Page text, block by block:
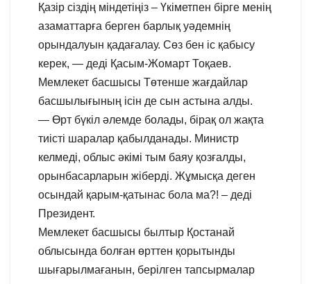
Қазір сіздің міндетіңіз – Үкіметпен бірге менің
азаматтарға берген барлық уәдемнің
орындалуын қадағалау. Сөз бен іс қабысу
керек, — деді Қасым-Жомарт Тоқаев.
Мемлекет басшысы Төтенше жағдайлар
басшылығының ісін де сын астына алды.
— Өрт бүкіл әлемде болады, бірақ ол жақта
тиісті шаралар қабылданады. Министр
келмеді, облыс әкімі тым баяу қозғалды,
орынбасарларын жіберді. Жұмысқа деген
осындай қарым-қатынас бола ма?! – деді
Президент.
Мемлекет басшысы былтыр Қостанай
облысында болған өрттен қорытынды
шығарылмағанын, берілген тапсырмалар